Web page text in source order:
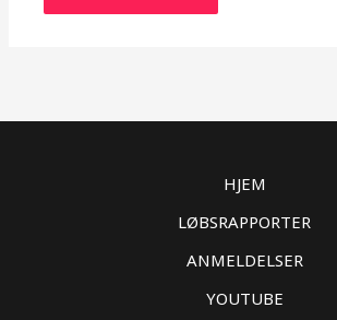
HJEM
LØBSRAPPORTER
ANMELDELSER
YOUTUBE